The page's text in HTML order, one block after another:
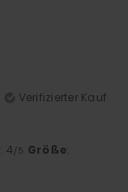
Verifizierter Kauf
: 4 /5 Größe: